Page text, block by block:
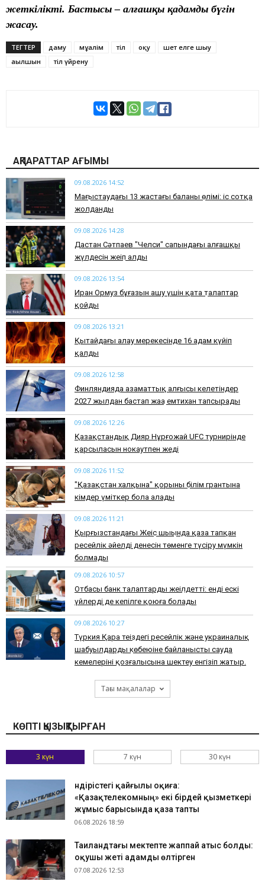
жеткілікті. Бастысы – алғашқы қадамды бүгін
жасау.
ТЕГТЕР даму мұғалім тіл оқу
шет елге шығу
ағылшын
тіл үйрену
АҚПАРАТТАР АҒЫМЫ
09.08.2026 14:52
Маңғыстаудағы 13 жастағы баланың өлімі: іс сотқа
жолданды
09.08.2026 14:28
Дастан Сәтпаев "Челси" сапындағы алғашқы
жүлдесін жеңіп алды
09.08.2026 13:54
Иран Ормуз бұғазын ашу үшін қатаң талаптар
қойды
09.08.2026 13:21
Қытайдағы алау мерекесінде 16 адам күйіп
қалды
09.08.2026 12:58
Финляндияда азаматтық алғысы келетіндер
2027 жылдан бастап жаңа емтихан тапсырады
09.08.2026 12:26
Қазақстандық Дияр Нұрғожай UFC турнирінде
қарсыласын нокаутпен жеңді
09.08.2026 11:52
"Қазақстан халқына" қорының білім грантына
кімдер үміткер бола алады
09.08.2026 11:21
Қырғызстандағы Жеңіс шыңында қаза тапқан
ресейлік әйелдің денесін төменге түсіру мүмкін
болмады
09.08.2026 10:57
Отбасы банк талаптарды жеңілдетті: енді ескі
үйлерді де кепілге қоюға болады
09.08.2026 10:27
Түркия Қара теңіздегі ресейлік және украиналық
шабуылдардың көбеюіне байланысты сауда
кемелерінің қозғалысына шектеу енгізіп жатыр.
Тағы мақалалар
КӨПТІ ҚЫЗЫҚТЫРҒАН
3 күн 7 күн 30 күн
Өндірістегі қайғылы оқиға:
«Қазақтелекомның» екі бірдей қызметкері
жұмыс барысында қаза тапты
06.08.2026 18:59
Таиландтағы мектепте жаппай атыс болды:
оқушы жеті адамды өлтірген
07.08.2026 12:53